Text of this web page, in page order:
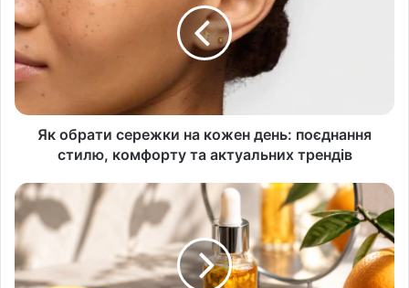
Як обрати сережки на кожен день: поєднання
стилю, комфорту та актуальних трендів